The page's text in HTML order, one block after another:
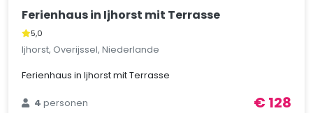
Ferienhaus in Ijhorst mit Terrasse
5,0
Ijhorst, Overijssel, Niederlande
Ferienhaus in Ijhorst mit Terrasse
4personen
€ 128